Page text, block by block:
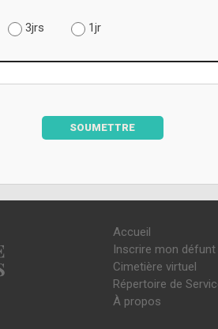
3jrs 1jr
SOUMETTRE
Accueil
Inscrire mon défunt
Cimetière virtuel
Répertoire de
À propos